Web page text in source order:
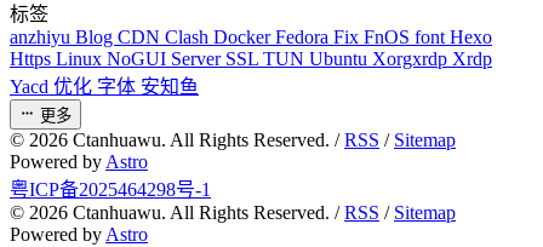
标签
anzhiyu Blog CDN Clash DockerFedora Fix FnOS font Hexo
Https Linux NoGUI Server SSL TUN Ubuntu Xorgxrdp Xrdp
Yacd 优化 字体 安知鱼
更多
© 2026 Ctanhuawu. All Rights Reserved. /RSS / Sitemap
Powered by Astro
粤ICP备2025464298号-1
© 2026 Ctanhuawu. All Rights Reserved. /RSS / Sitemap
Powered by Astro